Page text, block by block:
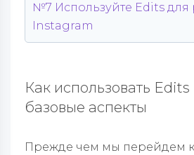
№7 Используйте Edits для
Instagram
Как использовать
базовые аспекты
Прежде чем мы перейдем к